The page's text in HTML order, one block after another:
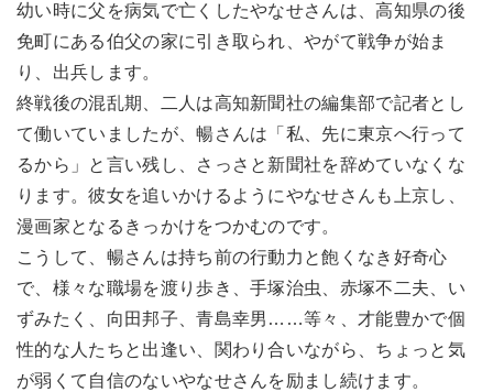
幼い時に父を病気で亡くしたやなせさんは、高知県の後
免町にある伯父の家に引き取られ、やがて戦争が始ま
り、出兵します。
終戦後の混乱期、二人は高知新聞社の編集部で記者とし
て働いていましたが、暢さんは「私、先に東京へ行って
るから」と言い残し、さっさと新聞社を辞めていなくな
ります。彼女を追いかけるようにやなせさんも上京し、
漫画家となるきっかけをつかむのです。
こうして、暢さんは持ち前の行動力と飽くなき好奇心
で、様々な職場を渡り歩き、手塚治虫、赤塚不二夫、い
ずみたく、向田邦子、青島幸男……等々、才能豊かで個
性的な人たちと出逢い、関わり合いながら、ちょっと気
が弱くて自信のないやなせさんを励まし続けます。